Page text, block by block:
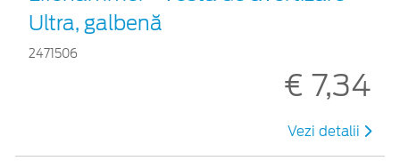
Ultra, galbenă
2471506
€ 7,34
Vezi detalii